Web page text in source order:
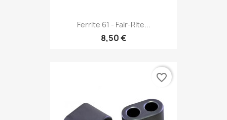
Ferrite 61 - Fair-Rite...
8,50 €
favorite_border